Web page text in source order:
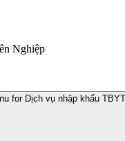
Nghiệp
for Dịch vụ nhập khẩu TBYT